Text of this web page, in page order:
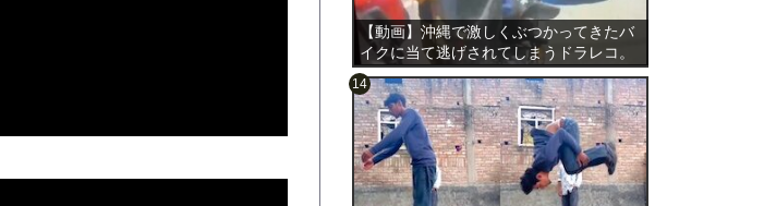
【動画】沖縄で激しくぶつかってきたバ
イクに当て逃げされてしまうドラレコ。